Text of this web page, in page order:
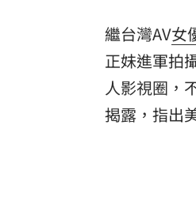
理想混蛋號召
繼台灣AV女
正妹進軍拍
人影視圈，
揭露，指出